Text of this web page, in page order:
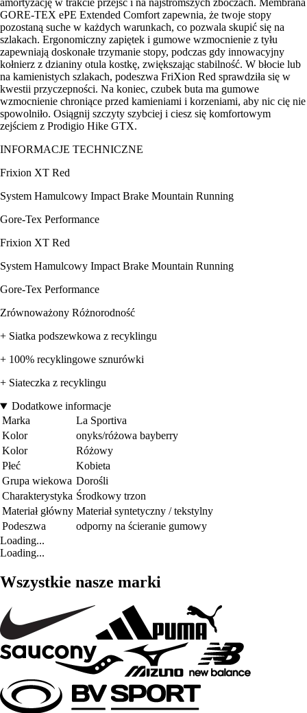
amortyzację w trakcie przejść i na najstromszych zboczach. Membrana
GORE-TEX ePE Extended Comfort zapewnia, że twoje stopy
pozostaną suche w każdych warunkach, co pozwala skupić się na
szlakach. Ergonomiczny zapiętek i gumowe wzmocnienie z tyłu
zapewniają doskonałe trzymanie stopy, podczas gdy innowacyjny
kołnierz z dzianiny otula kostkę, zwiększając stabilność. W błocie lub
na kamienistych szlakach, podeszwa FriXion Red sprawdziła się w
kwestii przyczepności. Na koniec, czubek buta ma gumowe
wzmocnienie chroniące przed kamieniami i korzeniami, aby nic cię nie
spowolniło. Osiągnij szczyty szybciej i ciesz się komfortowym
zejściem z Prodigio Hike GTX.
INFORMACJE TECHNICZNE
Frixion XT Red
System Hamulcowy Impact Brake Mountain Running
Gore-Tex Performance
Frixion XT Red
System Hamulcowy Impact Brake Mountain Running
Gore-Tex Performance
Zrównoważony Różnorodność
+ Siatka podszewkowa z recyklingu
+ 100% recyklingowe sznurówki
+ Siateczka z recyklingu
Dodatkowe informacje
Marka
La Sportiva
Kolor
onyks/różowa bayberry
Kolor
Różowy
Płeć
Kobieta
Grupa wiekowa Dorośli
Charakterystyka Środkowy trzon
Materiał główny Materiał syntetyczny / tekstylny
Podeszwa
odporny na ścieranie gumowy
Loading...
Loading...
Wszystkie nasze marki